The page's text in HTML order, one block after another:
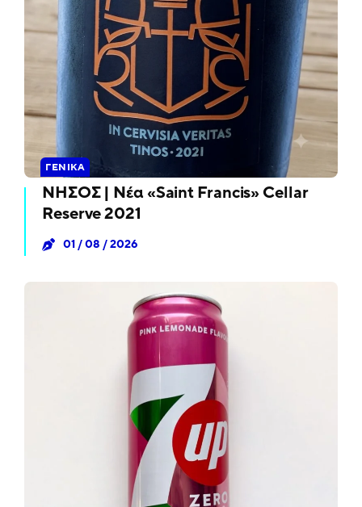
ΓΕΝΙΚΆ
ΝΗΣΟΣ | Νέα «Saint Francis» Cellar
Reserve 2021
01 / 08 / 2026